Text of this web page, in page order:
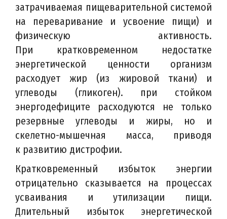
затрачиваемая пищеварительной системой
на переваривание и усвоение пищи) и
физическую активность.
При кратковременном недостатке
энергетической ценности организм
расходует жир (из жировой ткани) и
углеводы (гликоген). при стойком
энергодефиците расходуются не только
резервные углеводы и жиры, но и
скелетно-мышечная масса, приводя
к развитию дистрофии.
Кратковременный избыток энергии
отрицательно сказывается на процессах
усваивания и утилизации пищи.
Длительный избыток энергетической